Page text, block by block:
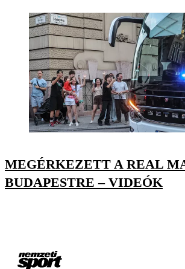
MEGÉRKEZETT A REAL
BUDAPESTRE – VIDEÓK